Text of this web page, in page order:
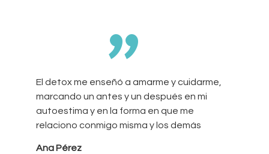
”
El detox me enseñó a amarme y cuidarme,
marcando un antes y un después en mi
autoestima y en la forma en que me
relaciono conmigo misma y los demás
Ana Pérez